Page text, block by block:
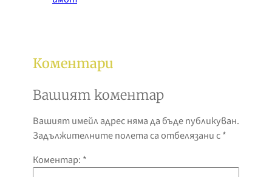
Коментари
Вашият коментар
Вашият имейл адрес няма да бъде публикуван.
Задължителните полета са отбелязани с*
Коментар: *